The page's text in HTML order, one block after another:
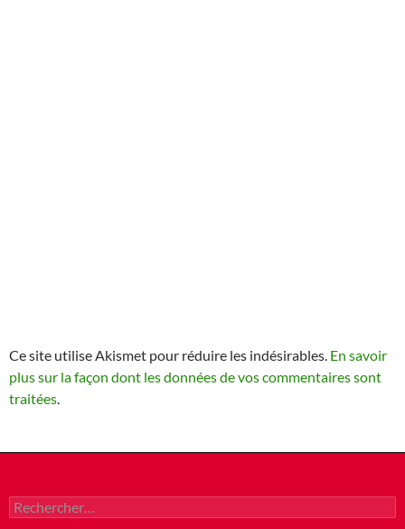
Ce site utilise Akismet pour réduire les indésirables. En savoir
plus sur la façon dont les données de vos commentaires sont
traitées.
Rechercher :